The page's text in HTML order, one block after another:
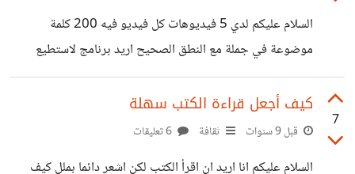
العبيد أما ماذا , و اما بخصوص المحتوى الاجنبي لن احدثكم
فدائما من يلقي محاضرة اما تجده مهندس كبير
السلام عليكم لدي 5 فيديوهات كل فيديو فيه 200 كلمة
موضوعة في جملة مع النطق الصحيح اريد برنامج لاستطيع
حفظ هذه الجمل لاني فشلت اكثر من مرة و لكني دائم اعود من
جديد ودائم تكون النهاية بنسيان الكلمات كيف اراجع الكلمات و
احفظها
7
كيف أجعل قراءة الكتب سهلة
قبل 9 سنوات ثقافة
السلام عليكم انا اريد ان اقرأ الكتب لكن اشعر دائما بملل كيف